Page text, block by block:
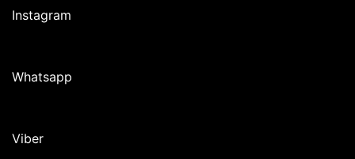
Instagram
Whatsapp
Viber